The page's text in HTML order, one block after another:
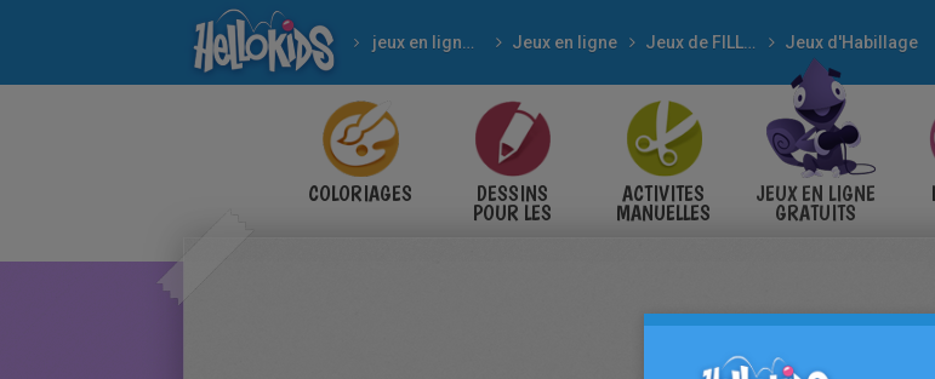
jeux en ligne gratuits Jeux en ligne Jeux de FILLES Jeux d'Habillage
COLORIAGES DESSINS
POUR LES
ACTIVITES
MANUELLES
JEUX EN LIGNE
GRATUITS